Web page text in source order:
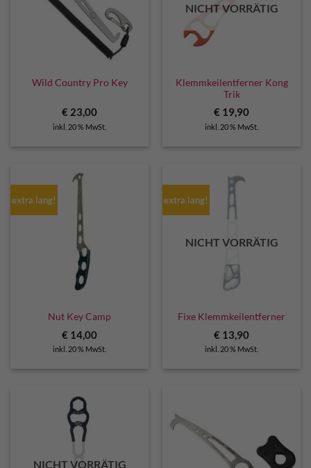
Wild Country Pro Key
€ 23,00
inkl. 20 % MwSt.
NICHT VORRÄTIG
Klemmkeilentferner Kong
Trik
€ 19,90
inkl. 20 % MwSt.
extra lang!
Nut Key Camp
€ 14,00
inkl. 20 % MwSt.
extra lang!
NICHT VORRÄTIG
Fixe Klemmkeilentferner
€ 13,90
inkl. 20 % MwSt.
NICHT VORRÄTIG